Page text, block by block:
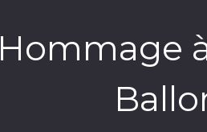
Hommage